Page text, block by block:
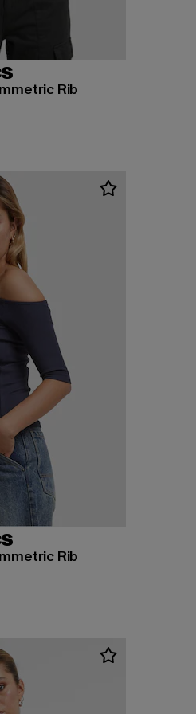
Rib
22,99 EUR
Rib
22,99 EUR